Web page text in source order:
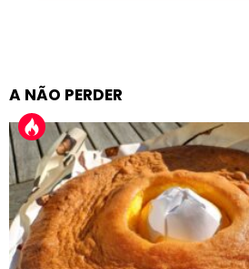
A NÃO PERDER